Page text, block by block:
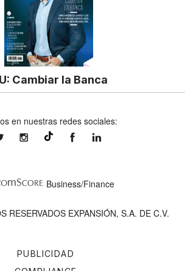
Cambiar la Banca
PUBLICIDAD
en nuestras redes sociales:
expansionmxexpansionmx ExpansionMex
Business/Finance
RESERVADOS EXPANSIÓN, S.A. DE C.V.